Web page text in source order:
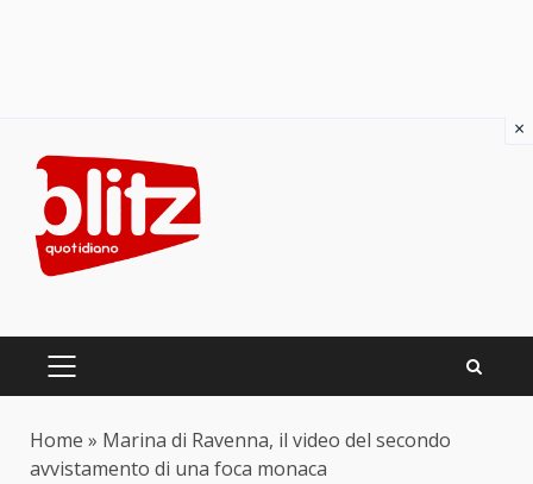
content
PRIMARY
Home » Marina di Ravenna, il video del secondo
avvistamento di una foca monaca
×